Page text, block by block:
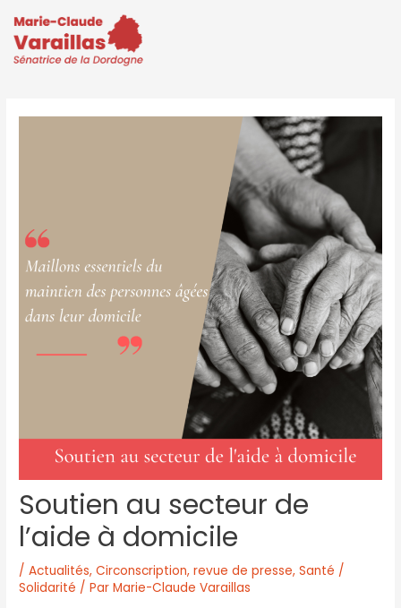
Soutien au secteur de
l’aide à domicile
/Actualités,Circonscription,revue de presse,Santé /
Solidarité / ParMarie-Claude Varaillas